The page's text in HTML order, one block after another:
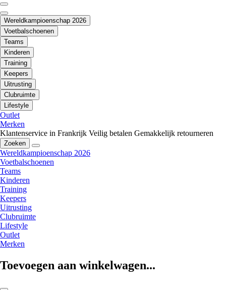
Wereldkampioenschap 2026
Voetbalschoenen
Teams
Kinderen
Training
Keepers
Uitrusting
Clubruimte
Lifestyle
Outlet
Merken
Klantenservice in Frankrijk Veilig betalen Gemakkelijk retourneren
Zoeken
Wereldkampioenschap 2026
Voetbalschoenen
Teams
Kinderen
Training
Keepers
Uitrusting
Clubruimte
Lifestyle
Outlet
Merken
Toevoegen aan winkelwagen...